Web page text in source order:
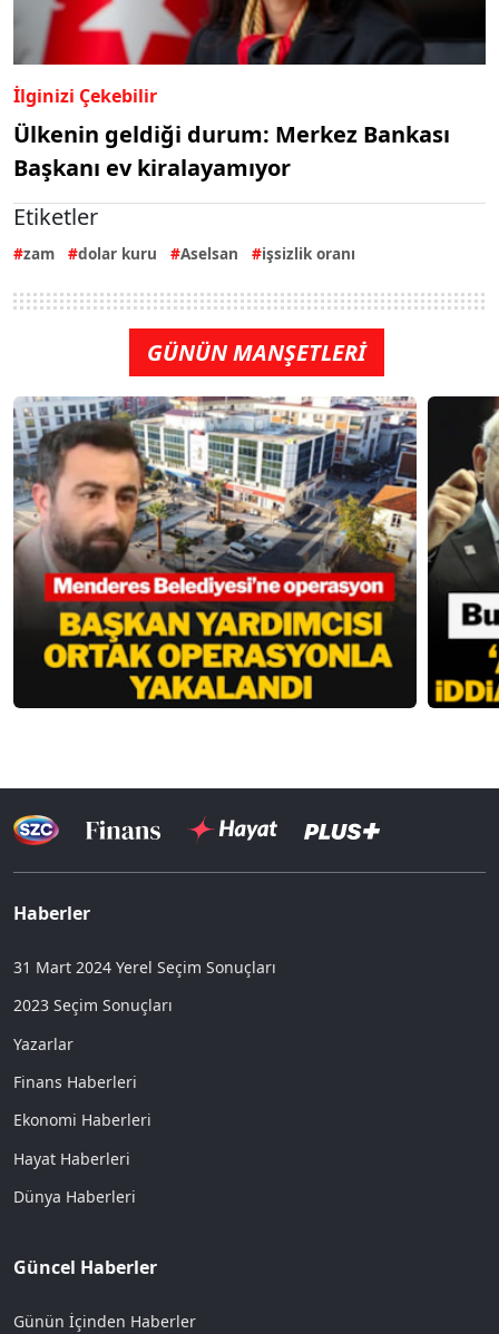
İlginizi Çekebilir
Ülkenin geldiği durum: Merkez Bankası
Başkanı ev kiralayamıyor
Etiketler
zam dolar kuru Aselsan işsizlik oranı
GÜNÜN MANŞETLERİ
Haberler
31 Mart 2024 Yerel Seçim Sonuçları
2023 Seçim Sonuçları
Yazarlar
Finans Haberleri
Ekonomi Haberleri
Hayat Haberleri
Dünya Haberleri
Güncel Haberler
Günün İçinden Haberler